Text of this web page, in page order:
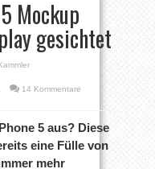
Mockup
gesichtet
14 Kommentare
5 aus? Diese
eine Fülle von
mehr